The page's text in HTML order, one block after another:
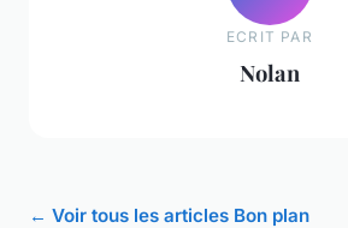
ECRIT PAR
Nolan
← Voir tous les articles Bon plan